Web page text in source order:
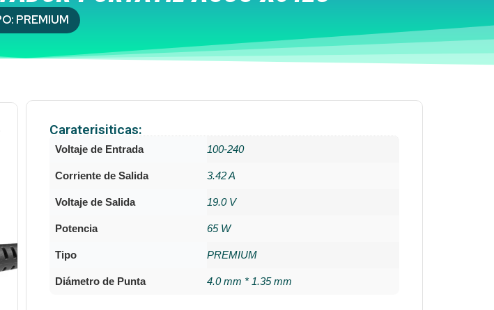
PREMIUM
Caraterisiticas:
Voltaje de Entrada 100-240
Corriente de Salida 3.42 A
Voltaje de Salida 19.0 V
Potencia 65 W
Tipo PREMIUM
Diámetro de Punta 4.0 mm * 1.35 mm